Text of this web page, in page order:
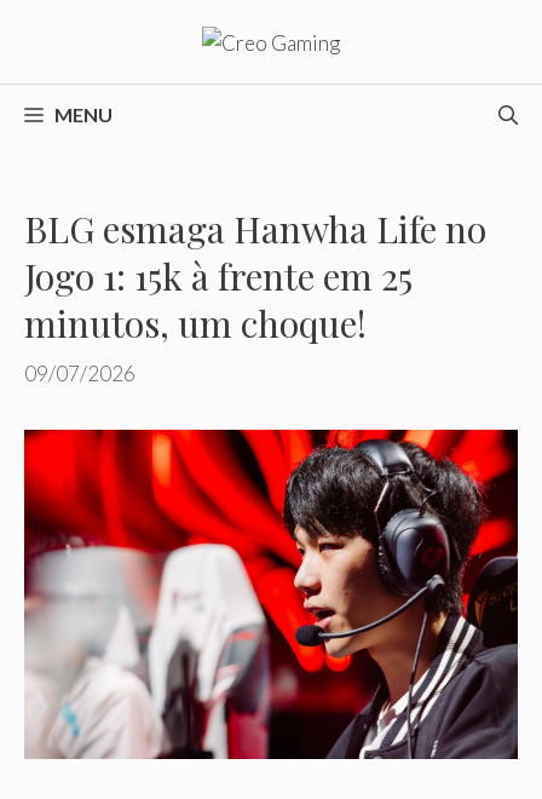
o
conteúdoMENU
BLG esmaga Hanwha Life no
Jogo 1: 15k à frente em 25
minutos, um choque!
09/07/2026